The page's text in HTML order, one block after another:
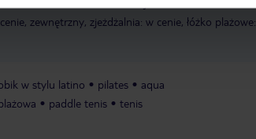
zewnętrzny, zjeżdżalnia: w cenie, łóżko plażowe:
w stylu latino pilates
aqua
paddle tenis
tenis